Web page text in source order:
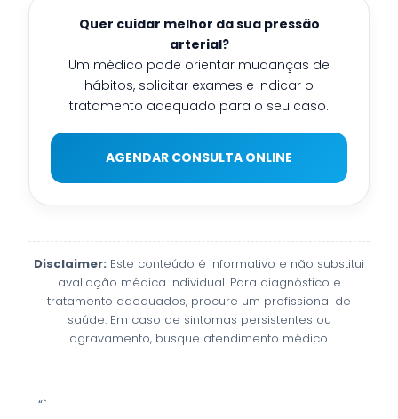
Quer cuidar melhor da sua pressão
arterial?
Um médico pode orientar mudanças de
hábitos, solicitar exames e indicar o
tratamento adequado para o seu caso.
AGENDAR CONSULTA ONLINE
Disclaimer: Este conteúdo é informativo e não substitui
avaliação médica individual. Para diagnóstico e
tratamento adequados, procure um profissional de
saúde. Em caso de sintomas persistentes ou
agravamento, busque atendimento médico.
“`